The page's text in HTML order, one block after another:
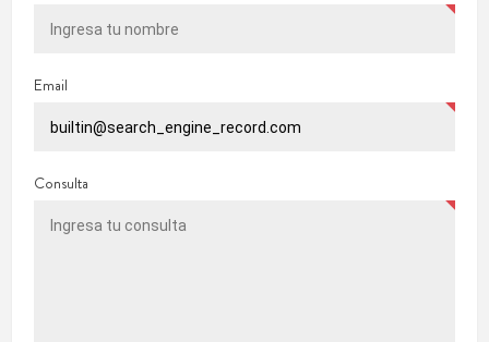
Email
Consulta